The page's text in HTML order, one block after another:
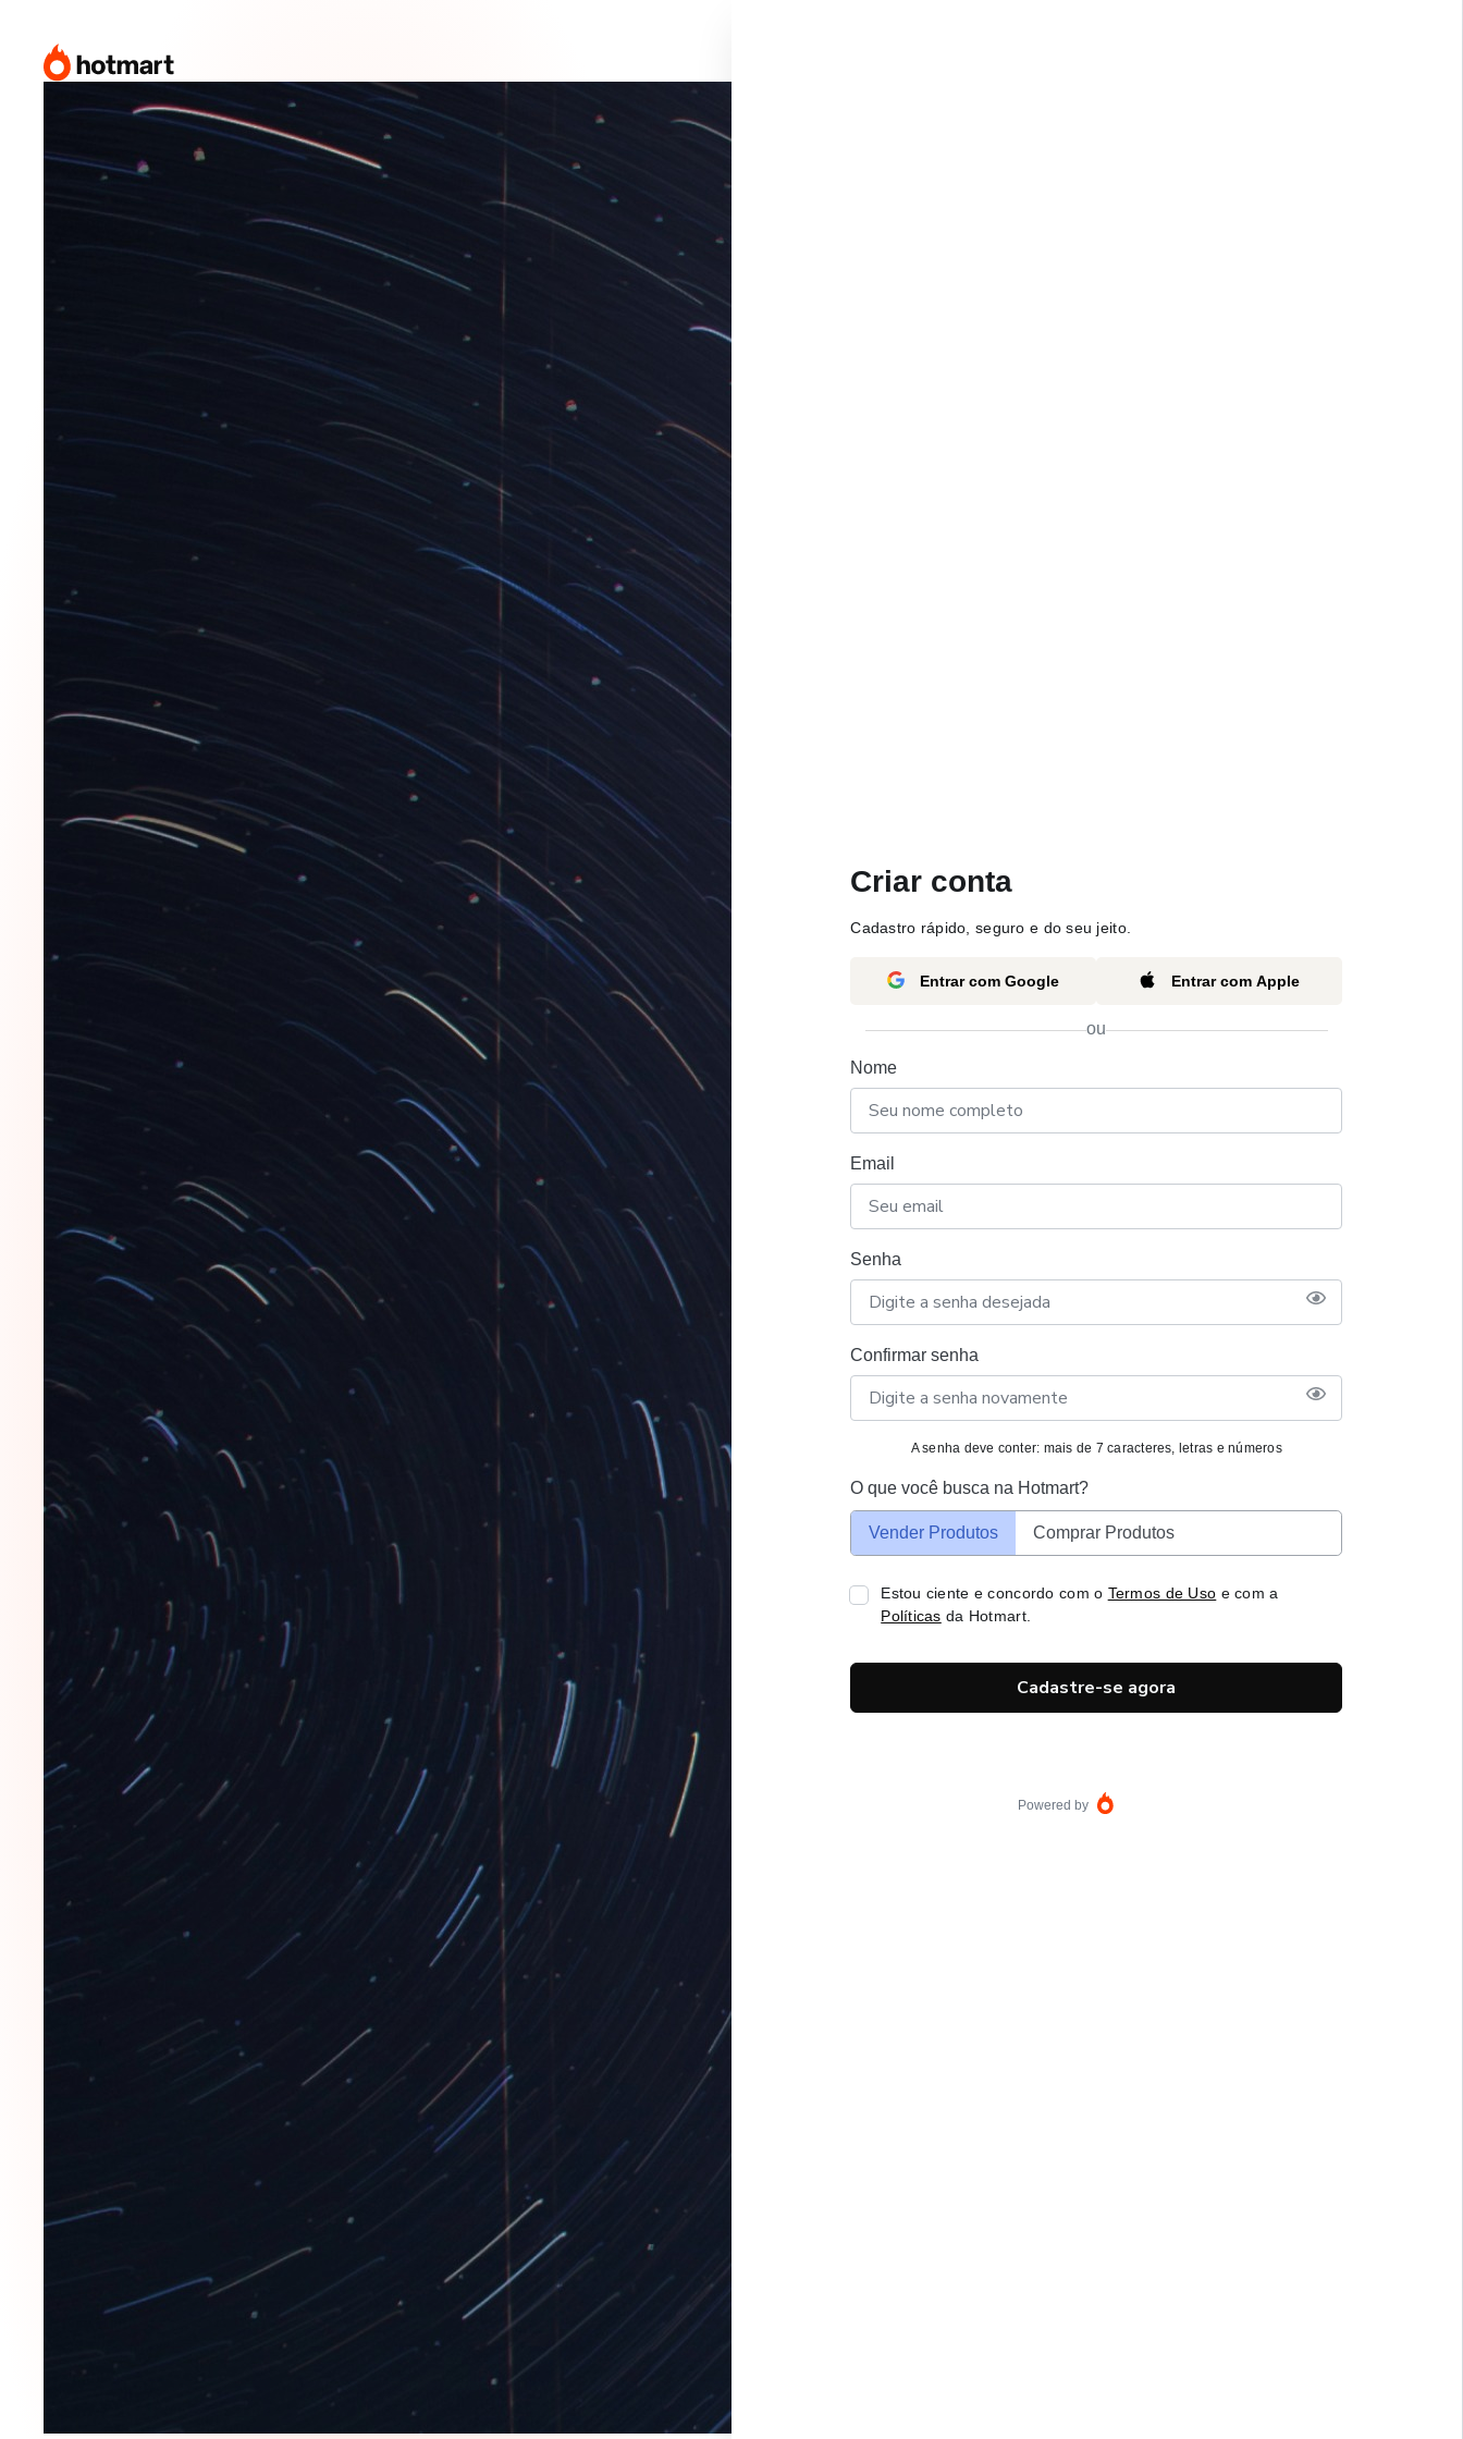
Criar conta
Cadastro rápido, seguro e do seu jeito.
Entrar com Google Entrar com Apple
ou
Nome
Email
Senha
Confirmar senha
A senha deve conter: mais de 7 caracteres, letras e números
O que você busca na Hotmart?
Vender Produtos Comprar Produtos
Estou ciente e concordo com o Termos de Uso e com a
Políticas da Hotmart.
Cadastre-se agora
Powered by